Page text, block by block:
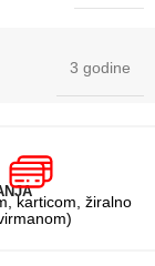
3 godine
karticom, žiralno